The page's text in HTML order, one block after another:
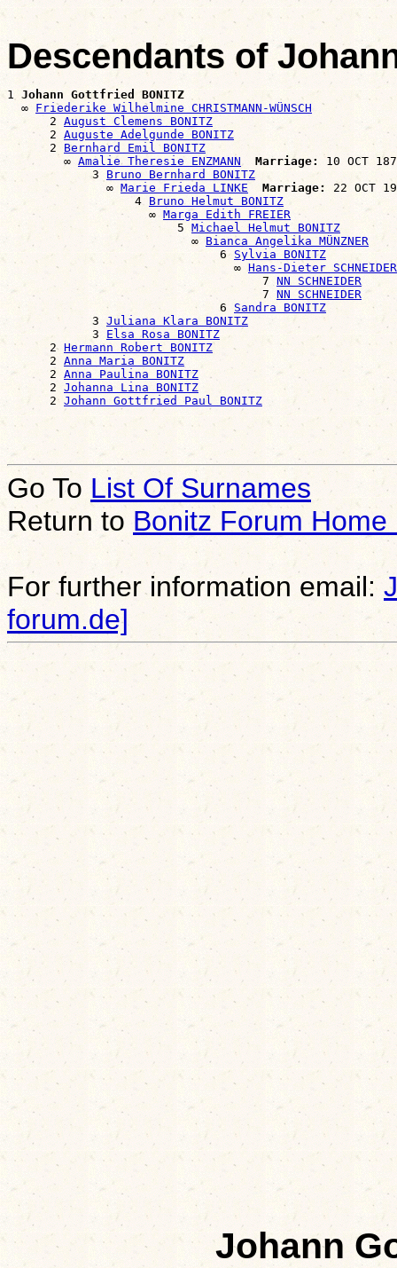
Descendants of
1 Johann Gottfried BONITZ
  ∞
Friederike Wilhelmine CHRISTMANN-WÜNSCH
      2
August Clemens BONITZ
      2
Auguste Adelgunde BONITZ
      2
Bernhard Emil BONITZ
        ∞
Amalie Theresie ENZMANN Marriage:
10 OCT
            3
Bruno Bernhard BONITZ
              ∞
Marie Frieda LINKE Marriage:
22 OCT
                  4
Bruno Helmut BONITZ
                    ∞
Marga Edith FREIER
                        5
Michael Helmut BONITZ
                          ∞
Bianca Angelika MÜNZNER
                              6
Sylvia BONITZ
                                ∞
Hans-Dieter SCHNEIDER
                                    7
NN SCHNEIDER
                                    7
NN SCHNEIDER
                              6
Sandra BONITZ
            3
Juliana Klara BONITZ
            3
Elsa Rosa BONITZ
      2
Hermann Robert BONITZ
      2
Anna Maria BONITZ
      2
Anna Paulina BONITZ
      2
Johanna Lina BONITZ
      2
Johann Gottfried Paul BONITZ
Go To List Of Surnames
Return to Bonitz Forum Home
For further information email:
forum.de]
Johann